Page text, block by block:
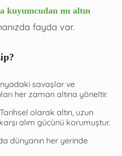
kuyumcudan mı altın
fayda var.
savaşlar ve
her zaman altına yöneltir.
Tarihsel olarak altın, uzun
alım gücünü korumuştur.
dünyanın her yerinde